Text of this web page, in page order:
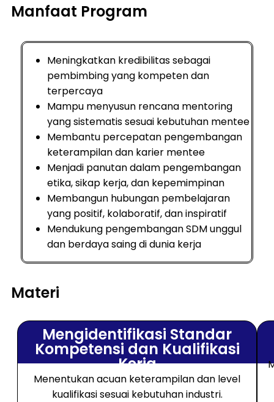
Manfaat Program
Meningkatkan kredibilitas sebagai
pembimbing yang kompeten dan
terpercaya
Mampu menyusun rencana mentoring
yang sistematis sesuai kebutuhan mentee
Membantu percepatan pengembangan
keterampilan dan karier mentee
Menjadi panutan dalam pengembangan
etika, sikap kerja, dan kepemimpinan
Membangun hubungan pembelajaran
yang positif, kolaboratif, dan inspiratif
Mendukung pengembangan SDM unggul
dan berdaya saing di dunia kerja
Materi
Mengidentifikasi Standar
Kompetensi dan Kualifikasi
Kerja
Menentukan acuan keterampilan dan level
kualifikasi sesuai kebutuhan industri.